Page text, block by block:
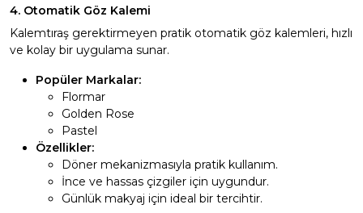
4. Otomatik Göz Kalemi
Kalemtıraş gerektirmeyen pratik otomatik göz kalemleri, hızlı
ve kolay bir uygulama sunar.
Popüler Markalar:
Flormar
Golden Rose
Pastel
Özellikler:
Döner mekanizmasıyla pratik kullanım.
İnce ve hassas çizgiler için uygundur.
Günlük makyaj için ideal bir tercihtir.